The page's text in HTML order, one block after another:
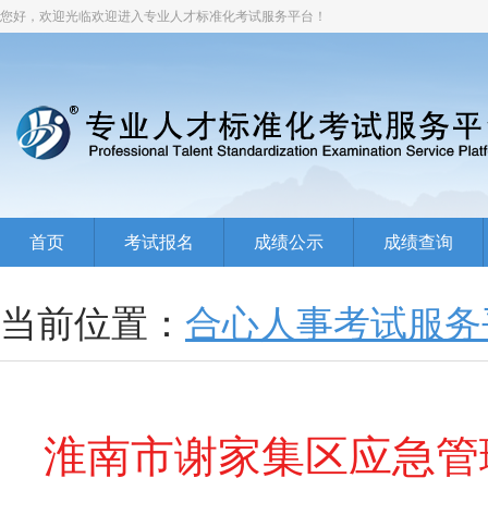
您好，欢迎光临欢迎进入专业人才标准化考试服务平台！
首页 考试报名 成绩公示 成绩查询
当前位置： 合心人事考试服
淮南市谢家集区应急